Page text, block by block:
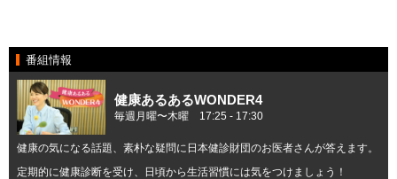
番組情報
健康あるあるWONDER4
毎週月曜〜木曜 17:25 ‐ 17:30
健康の気になる話題、素朴な疑問に日本健診財団のお医者さんが答えます。
定期的に健康診断を受け、日頃から生活習慣には気をつけましょう！